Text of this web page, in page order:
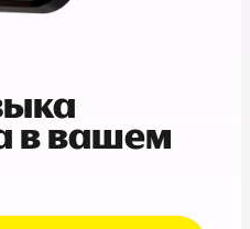
в вашем